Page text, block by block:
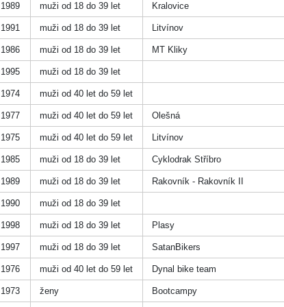
1989 muži od 18 do 39 let Kralovice
1991 muži od 18 do 39 let Litvínov
1986 muži od 18 do 39 let MT Kliky
1995 muži od 18 do 39 let
1974 muži od 40 let do 59 let
1977 muži od 40 let do 59 let Olešná
1975 muži od 40 let do 59 let Litvínov
1985 muži od 18 do 39 let Cyklodrak Stříbro
1989 muži od 18 do 39 let Rakovník - Rakovník II
1990 muži od 18 do 39 let
1998 muži od 18 do 39 let Plasy
1997 muži od 18 do 39 let SatanBikers
1976 muži od 40 let do 59 let Dynal bike team
1973 ženy Bootcampy